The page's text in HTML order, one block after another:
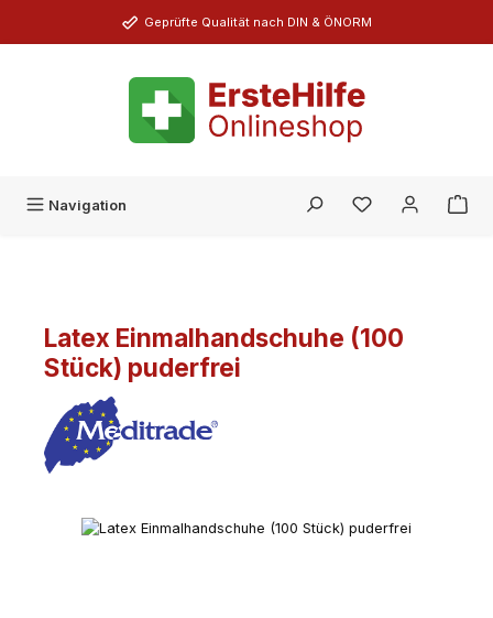
Zum Hauptinhalt springenGeprüfte Qualität nach DIN & ÖNORM
Navigation Du hast 0
Latex Einmalhandschuhe (100
Stück) puderfrei
Bildergalerie überspringen